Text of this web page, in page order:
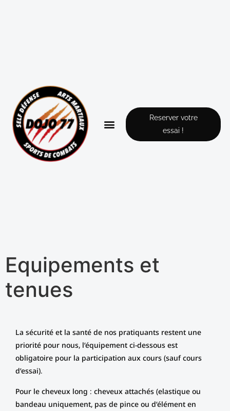
Reserver votre
essai !
Equipements et
tenues
La sécurité et la santé de nos pratiquants restent une
priorité pour nous, l’équipement ci-dessous est
obligatoire pour la participation aux cours (sauf cours
d’essai).
Pour le cheveux long : cheveux attachés (elastique ou
bandeau uniquement, pas de pince ou d’élément en